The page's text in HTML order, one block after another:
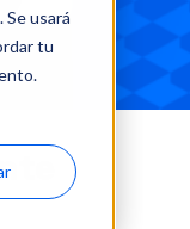
usará
tu